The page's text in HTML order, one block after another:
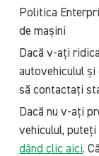
Politica
de mașini
Dacă v-ați
autovehiculul
să contactați
Dacă nu v-ați
vehiculul,
dând clic aici.